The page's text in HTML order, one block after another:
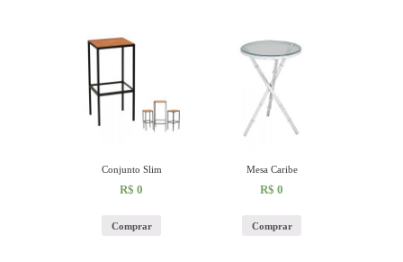
Conjunto Slim
R$ 0
Comprar
Mesa Caribe
R$ 0
Comprar